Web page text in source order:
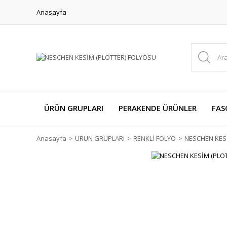
Anasayfa
ÜRÜN GRUPLARI PERAKENDE ÜRÜNLER
Anasayfa ÜRÜN GRUPLARI RENKLİ FOLYO NESCHEN